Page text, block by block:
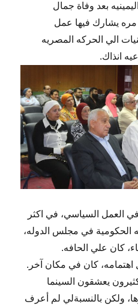
بعد وفاة جمال
مره يشارك فيها عمل
الي الحركه المصريه
انذاك.
العمل السياسي، في اكثر
الحكومية في مجلس الدوله،
كان علي الحافه.
اهتمامه، كان في مكان آخر.
يعشقون السينما
ولكن بالنسبةلي لم أعرف